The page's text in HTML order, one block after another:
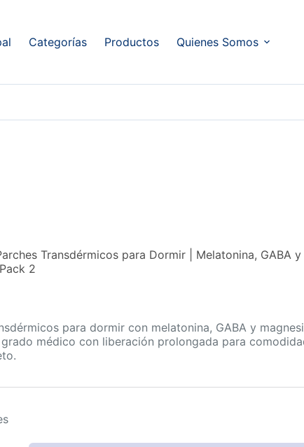
Categorías Productos Quienes Somos
Transdérmicos para Dormir | Melatonina, GABA y
2
para dormir con melatonina, GABA y
médico con liberación prolongada para